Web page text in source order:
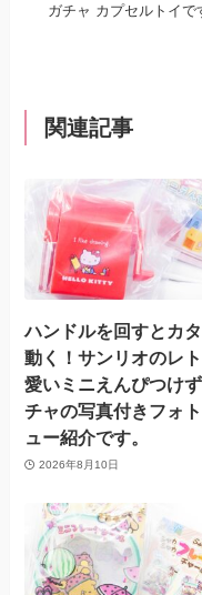
ガチャ カプセルトイで
関連記事
ハンドルを回すとカ
動く！サンリオのレ
愛いミニえんぴつけ
チャの写真付きフォ
ュー紹介です。
2026年8月10日